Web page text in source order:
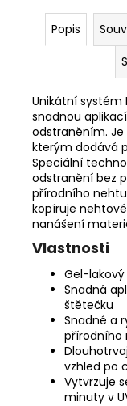
Popis
Unikátní systém
snadnou
odstraněním.
kterým dodává
Speciální
odstranění bez
přírodního
kopíruje
nanášení
Vlastnosti
Gel-
Snadná
štětečku
Snadné a
přírodního
vzhled po
Vytvrzuje
minuty v